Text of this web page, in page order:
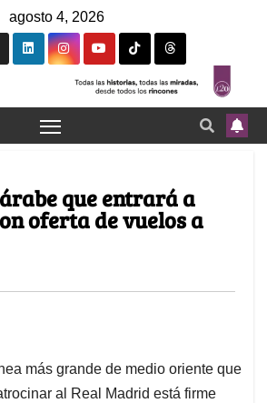
agosto 4, 2026
que entrará a
oferta de vuelos a
más grande de medio oriente que
al Real Madrid está firme